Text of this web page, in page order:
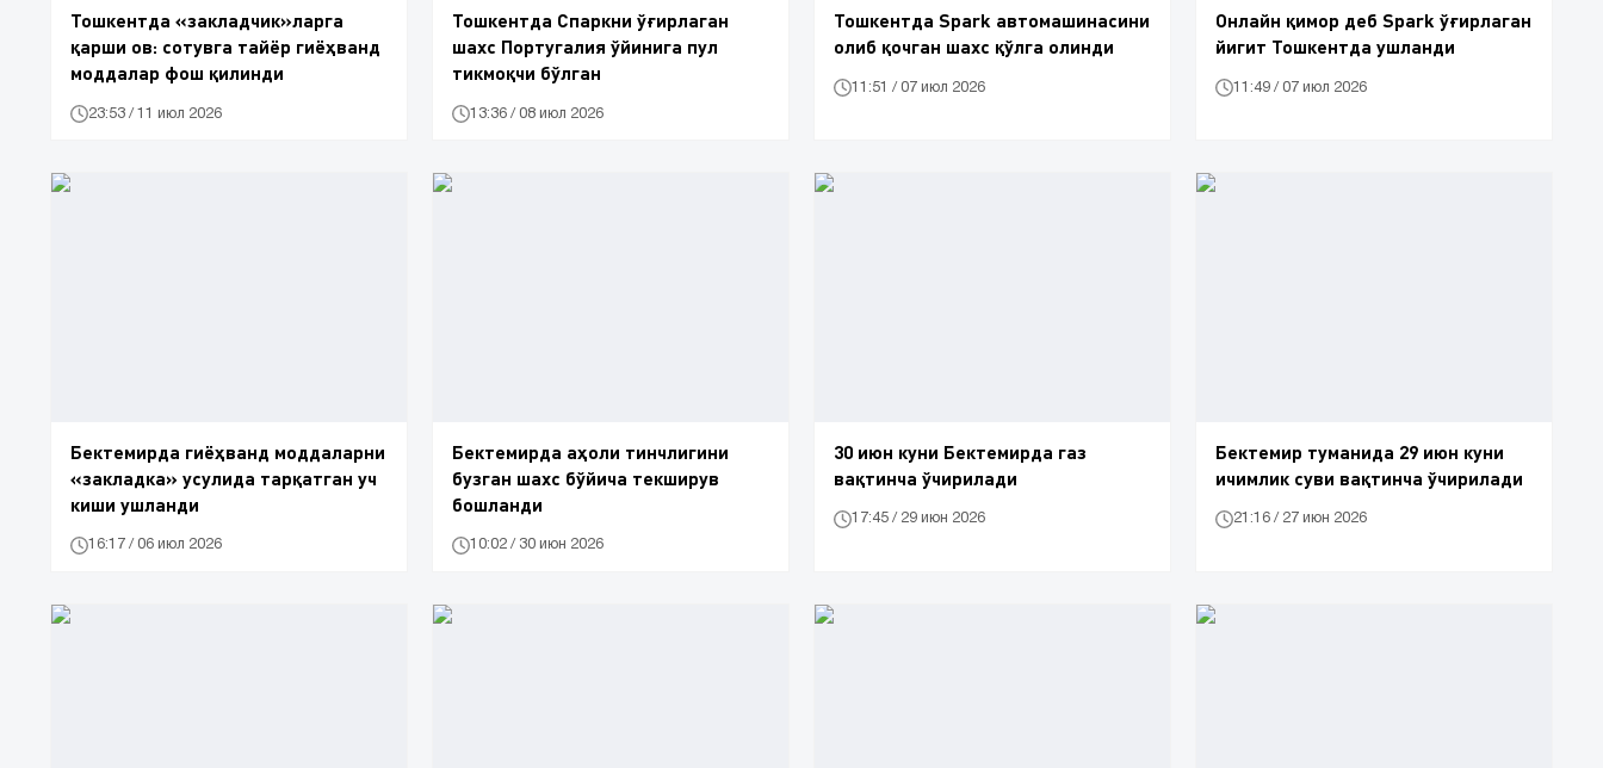
Тошкентда «закладчик»ларга
қарши ов: сотувга тайёр гиёҳванд
моддалар фош қилинди
23:53 / 11 июл 2026
Тошкентда Спаркни ўғирлаган
шахс Португалия ўйинига пул
тикмоқчи бўлган
13:36 / 08 июл 2026
Тошкентда Spark автомашинасини
олиб қочган шахс қўлга олинди
11:51 / 07 июл 2026
Онлайн қимор деб Spark ўғирлаган
йигит Тошкентда ушланди
11:49 / 07 июл 2026
Бектемирда гиёҳванд моддаларни
«закладка» усулида тарқатган уч
киши ушланди
16:17 / 06 июл 2026
Бектемирда аҳоли тинчлигини
бузган шахс бўйича текширув
бошланди
10:02 / 30 июн 2026
30 июн куни Бектемирда газ
вақтинча ўчирилади
17:45 / 29 июн 2026
Бектемир туманида 29 июн куни
ичимлик суви вақтинча ўчирилади
21:16 / 27 июн 2026